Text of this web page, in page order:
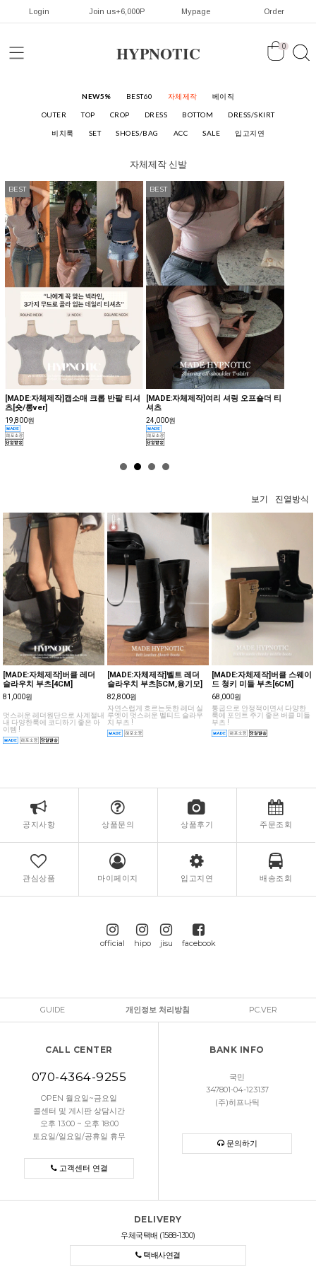
Login Join us+6,000P Mypage Order
HYPNOTIC 0
NEW5% BEST60 자체제작 베이직
OUTER TOP CROP DRESS BOTTOM DRESS/SKIRT
비치룩 SET SHOES/BAG ACC SALE 입고지연
자체제작 신발
BEST
[MADE:자체제작]캡소매 크롭 반팔 티셔
츠[숏/롱ver]
19,800원
BEST
[MADE:자체제작]여리 셔링 오프숄더 티
셔츠
24,000원
보기 진열방식
[MADE:자체제작]버클 레더
슬라우치 부츠[4CM]
81,000원
멋스러운 레더원단으로 사계절내
내 다양한룩에 코디하기 좋은 아
이템 !
[MADE:자체제작]벨트 레더
슬라우치 부츠[5CM,융기모]
82,800원
자연스럽게 흐르는듯한 레더 실
루엣이 멋스러운 벨티드 슬라우
치 부츠 !
[MADE:자체제작]버클 스웨이
드 청키 미들 부츠[6CM]
68,000원
통굽으로 안정적이면서 다양한
룩에 포인트 주기 좋은 버클 미들
부츠 !
공지사항 상품문의 상품후기 주문조회
관심상품 마이페이지 입고지연 배송조회
official hipo jisu facebook
GUIDE 개인정보 처리방침 PC.VER
CALL CENTER
070-4364-9255
OPEN 월요일~금요일
콜센터 및 게시판 상담시간
오후 13:00 ~ 오후 18:00
토요일/일요일/공휴일 휴무
고객센터 연결
BANK INFO
국민
347801-04-123137
(주)히프나틱
문의하기
DELIVERY
우체국택배 (1588-1300)
택배사연결